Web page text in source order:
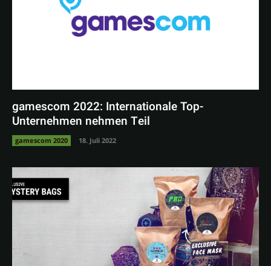
gamescom 2022: Internationale Top-
Unternehmen nehmen Teil
gamescom 2020 18. Juli 2022